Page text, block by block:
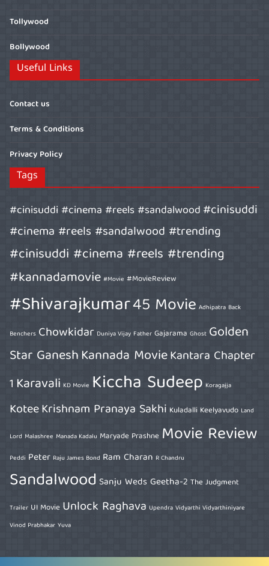
Tollywood
Bollywood
Useful Links
Contact us
Terms & Conditions
Privacy Policy
Tags
#cinisuddi #cinema #reels #sandalwood#cinisuddi
#cinema #reels #sandalwood #trending
#cinisuddi #cinema #reels #trending
#kannadamovie #Movie #MovieReview
#Shivarajkumar45 Movie Adhipatra Back
Benchers Chowkidar Duniya Vijay Father Gajarama Ghost Golden
Star GaneshKannada MovieKantara Chapter
1 Karavali KD Movie Kiccha Sudeep Koragajja
KoteeKrishnam Pranaya Sakhi Kuladalli Keelyavudo Land
Lord Malashree Manada Kadalu Maryade Prashne Movie Review
Peddi Peter Raju James Bond Ram Charan R Chandru
Sandalwood Sanju Weds Geetha-2 The Judgment
Trailer UI Movie Unlock Raghava Upendra Vidyarthi Vidyarthiniyare
Vinod Prabhakar Yuva